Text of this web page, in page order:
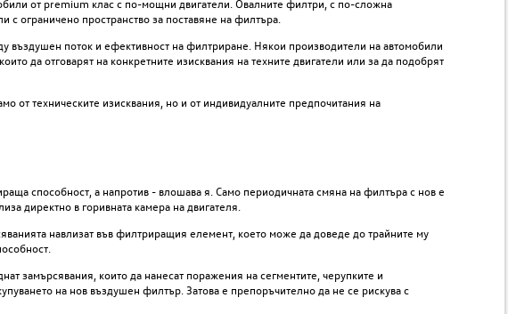
от premium клас с по-мощни двигатели. Овалните филтри, с по-сложна
ограничено пространство за поставяне на филтъра.
въздушен поток и ефективност на филтриране. Някои производители на автомобили
да отговарят на конкретните изисквания на техните двигатели или за да подобрят
от техническите изисквания, но и от индивидуалните предпочитания на
способност, а напротив - влошава я. Само периодичната смяна на филтъра с нов е
директно в горивната камера на двигателя.
навлизат във филтриращия елемент, което може да доведе до трайните му
замърсявания, които да нанесат поражения на сегментите, черупките и
на нов въздушен филтър. Затова е препоръчително да не се рискува с